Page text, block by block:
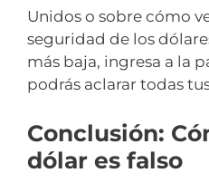
Unidos o sobre cómo
seguridad de los
más baja, ingresa a la
podrás aclarar todas
Conclusión:
dólar es falso